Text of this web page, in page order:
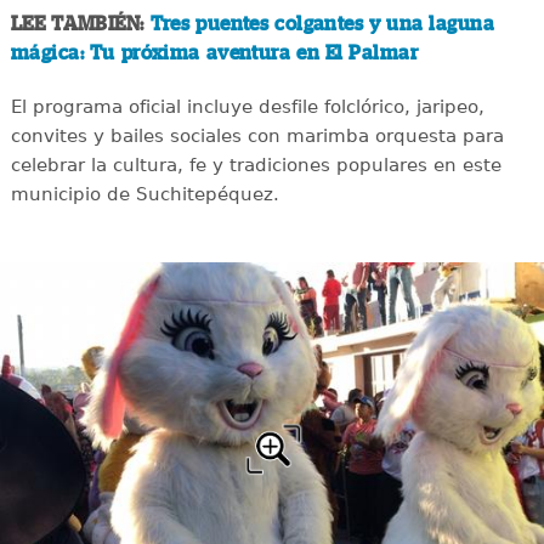
LEE TAMBIÉN:Tres puentes colgantes y una laguna
mágica: Tu próxima aventura en El Palmar
El programa oficial incluye desfile folclórico, jaripeo,
convites y bailes sociales con marimba orquesta para
celebrar la cultura, fe y tradiciones populares en este
municipio de Suchitepéquez.